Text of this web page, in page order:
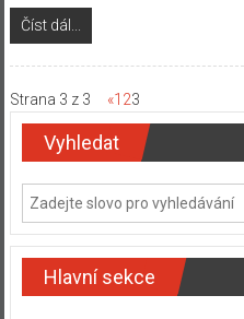
Číst dál...
Strana 3 z 3 «1 23
Vyhledat
Hlavní sekce